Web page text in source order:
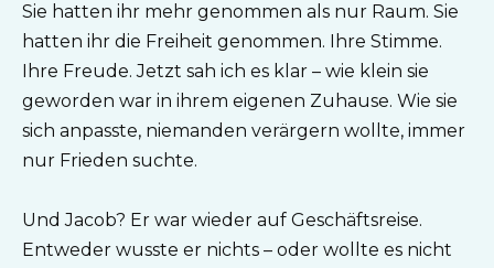
Sie hatten ihr mehr genommen als nur Raum. Sie
hatten ihr die Freiheit genommen. Ihre Stimme.
Ihre Freude. Jetzt sah ich es klar – wie klein sie
geworden war in ihrem eigenen Zuhause. Wie sie
sich anpasste, niemanden verärgern wollte, immer
nur Frieden suchte.
Und Jacob? Er war wieder auf Geschäftsreise.
Entweder wusste er nichts – oder wollte es nicht